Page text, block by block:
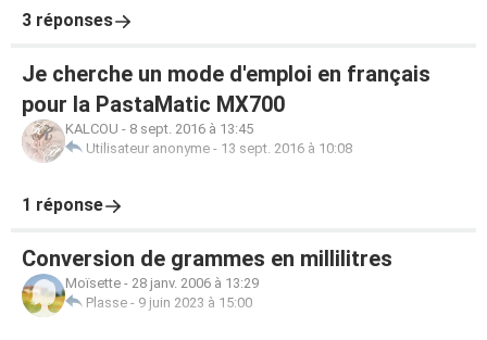
3 réponses
Je cherche un mode d'emploi en français
pour la PastaMatic MX700
KALCOU - 8 sept. 2016 à 13:45
Utilisateur anonyme - 13 sept. 2016 à 10:08
1 réponse
Conversion de grammes en millilitres
Moïsette - 28 janv. 2006 à 13:29
Plasse - 9 juin 2023 à 15:00